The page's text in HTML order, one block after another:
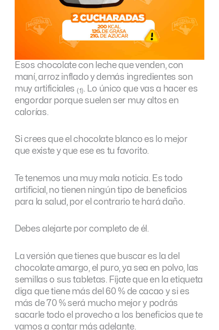
Esos chocolate con leche que venden, con
maní, arroz inflado y demás ingredientes son
muy artificiales (1). Lo único que vas a hacer es
engordar porque suelen ser muy altos en
calorías.
Si crees que el chocolate blanco es lo mejor
que existe y que ese es tu favorito.
Te tenemos una muy mala noticia. Es todo
artificial, no tienen ningún tipo de beneficios
para la salud, por el contrario te hará daño.
Debes alejarte por completo de él.
La versión que tienes que buscar es la del
chocolate amargo, el puro, ya sea en polvo, las
semillas o sus tabletas. Fíjate que en la etiqueta
diga que tiene más del 60 % de cacao y si es
más de 70 % será mucho mejor y podrás
sacarle todo el provecho a los beneficios que te
vamos a contar más adelante.